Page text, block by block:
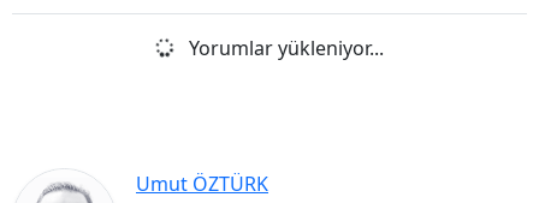
Yorumlar yükleniyor...
Umut ÖZTÜRK